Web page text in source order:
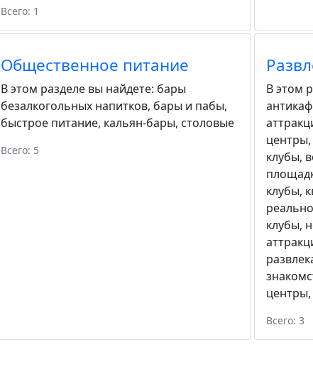
Всего: 1
Общественное питание
В этом разделе вы найдете: бары
безалкогольных напитков, бары и пабы,
быстрое питание, кальян-бары, столовые
Всего: 5
В этом
центры,
клубы,
клубы,
клубы,
центры,
Всего: 3